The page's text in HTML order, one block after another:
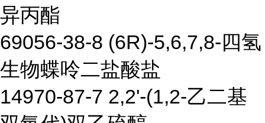
异丙酯
69056-38-8 (6R)-5,6,7,8-四氢
生物蝶呤二盐酸盐
14970-87-7 2,2'-(1,2-乙二基